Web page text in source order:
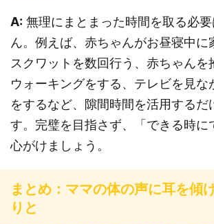
A: 無理にまとまった時間を取る必
ん。例えば、赤ちゃんがお昼寝中に
スクワットを数回行う、赤ちゃんを
ウォーキングをする、テレビを見な
をするなど、隙間時間を活用するだ
す。完璧を目指さず、「できる時に
心がけましょう。
まとめ：ママの体の声に耳を傾
りと